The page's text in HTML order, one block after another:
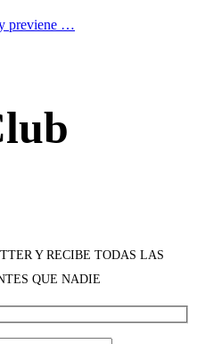
previene …
Y RECIBE TODAS LAS
QUE NADIE